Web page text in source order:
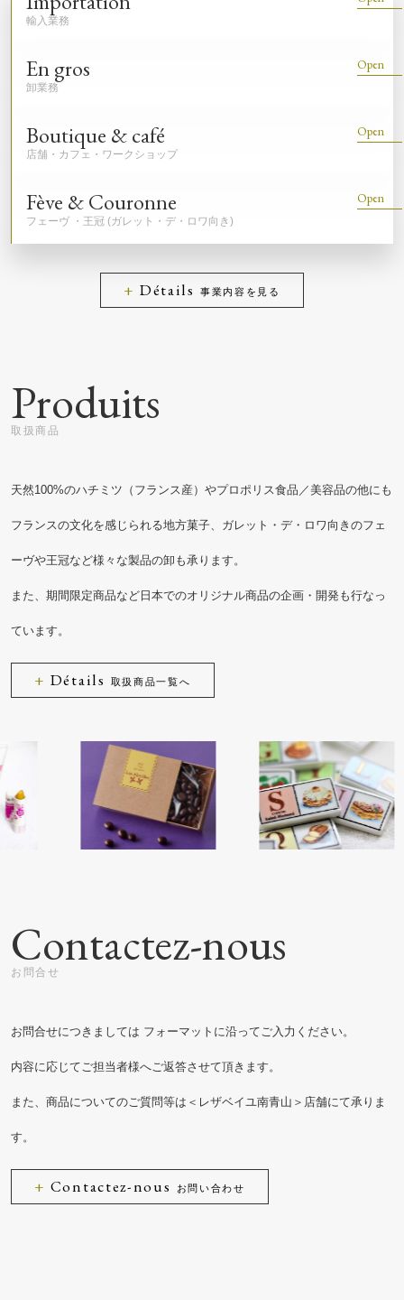
En gros
Boutique & café
Fève & Couronne
Détails 事業内容を見る
Produits
天然100%のハチミツ（フランス産）やプロポリス食品／美容品の他にも
フランスの文化を感じられる地方菓子、 ガレット・デ・ロワ向きのフェ
ーヴや王冠など様々な製品の卸も承ります。
また、期間限定商品など日本でのオリジナル商品の企画・開発も行なっ
ています。
Détails 取扱商品一覧へ
Contactez-nous
お問合せにつきましては フォーマットに沿ってご入力ください。
内容に応じてご担当者様へご返答させて頂きます。
また、商品についてのご質問等は＜レザベイユ南青山＞店舗にて承りま
す。
Contactez-nous お問い合わせ